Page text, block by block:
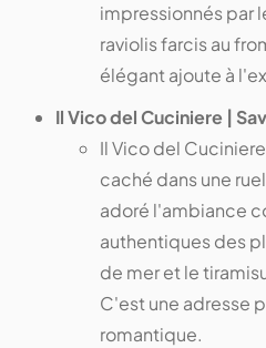
impressionnés par
raviolis farcis au
élégant ajoute à
Il Vico del Cuciniere |
Il Vico del
caché dans une
adoré l'ambiance
authentiques des
de mer et le
C'est une adresse
romantique.